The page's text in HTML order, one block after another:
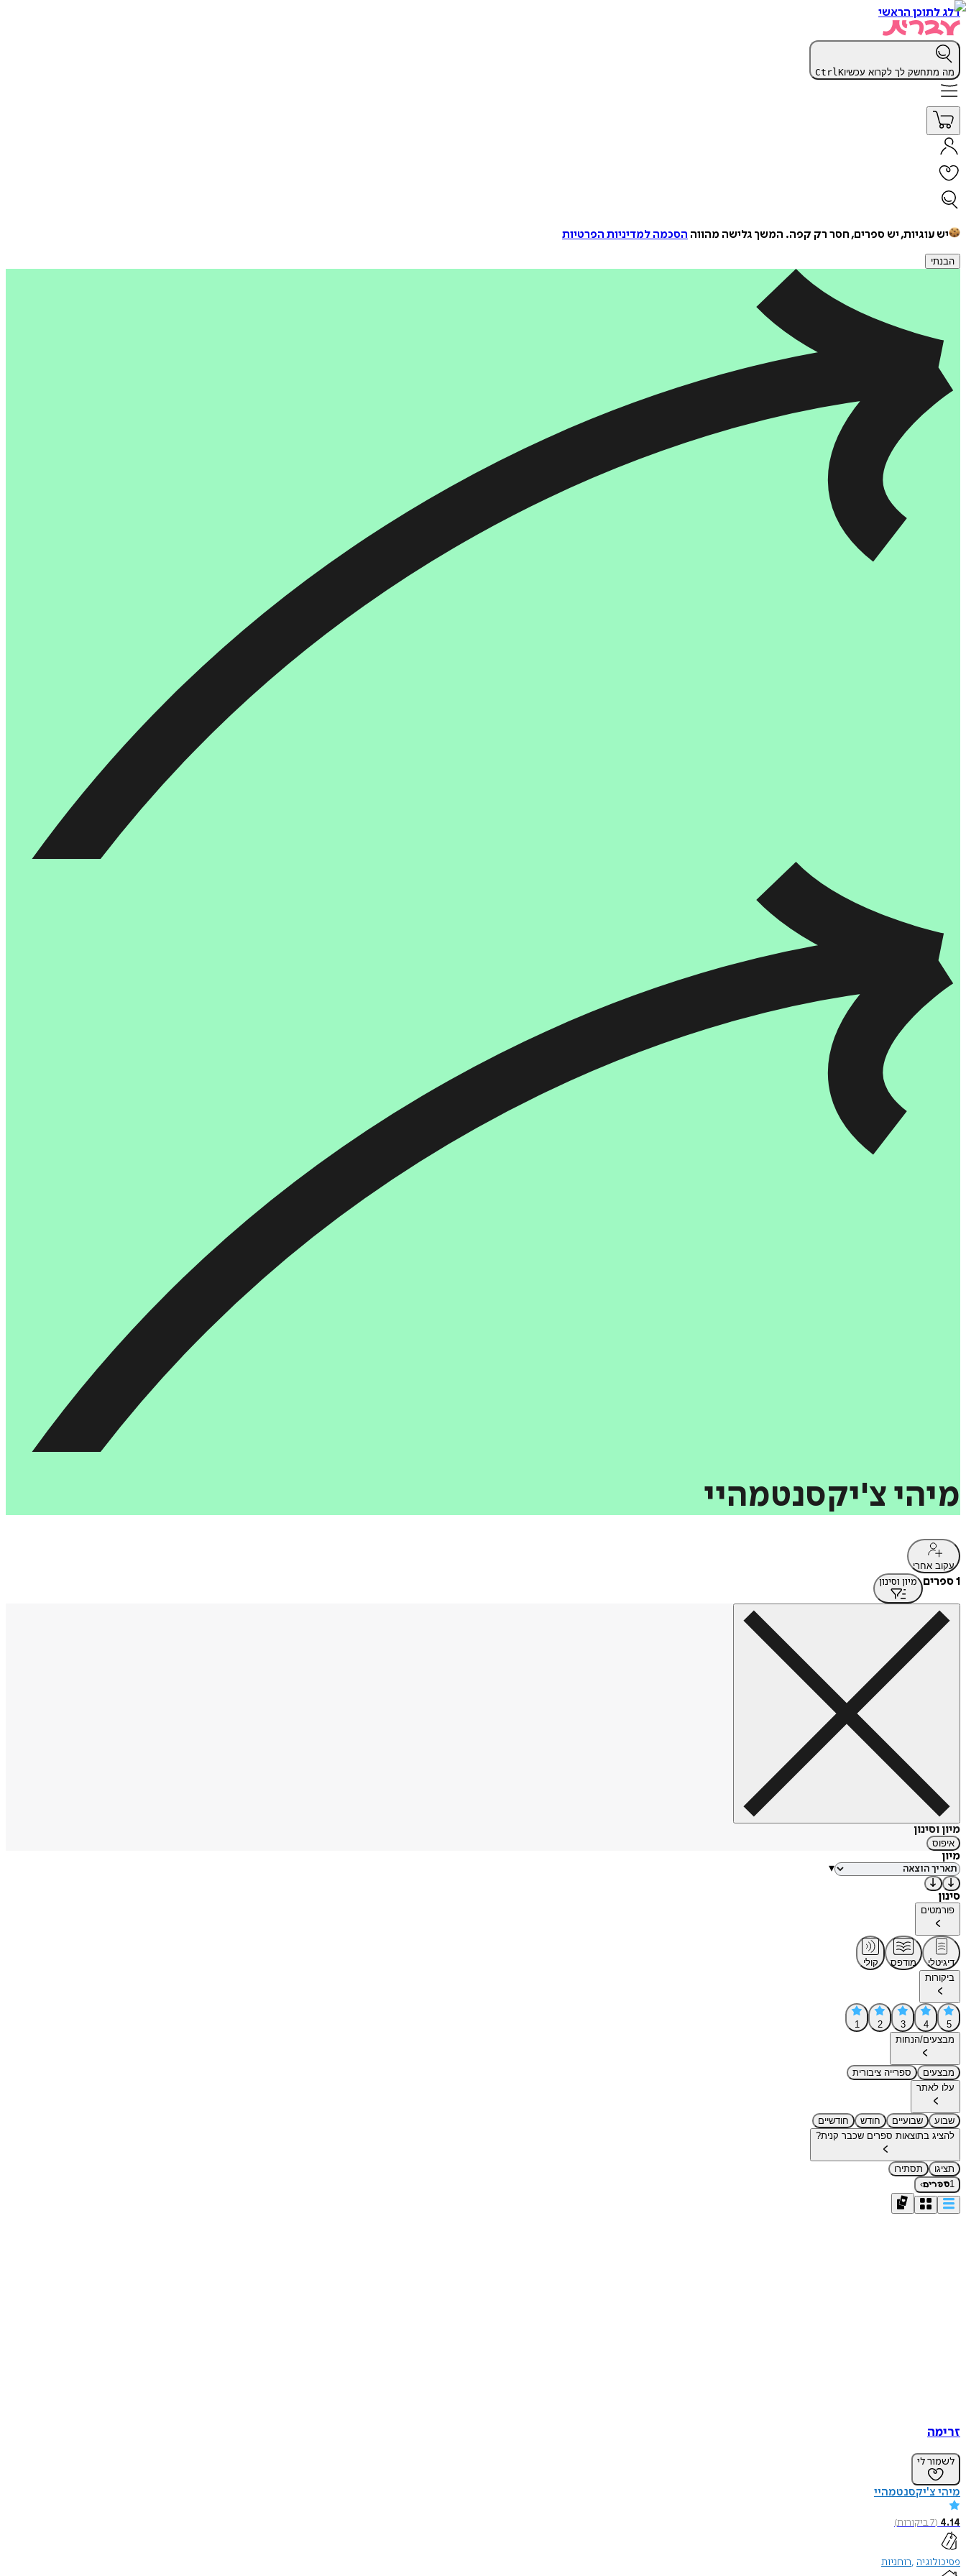
דלג לתוכן הראשי
מה מתחשק לך לקרוא עכשיו CtrlK
יש עוגיות, יש ספרים, חסר רק קפה. המשך גלישה מהווה הסכמה למדיניות הפרטיות
הבנתי
מיהי צ'יקסנטמהיי
עקוב אחרי
1 ספרים מיון וסינון
מיון וסינון
איפוס
מיון
▾
סינון
פורמטים
דיגיטלי מודפס
קולי
ביקורות
5
4
3
2
1
מבצעים/הנחות
מבצעים
ספרייה ציבורית
עלו לאתר
שבוע שבועיים חודש
חודשיים
להציג בתוצאות ספרים שכבר קנית?
תציגו
תסתירו
1ספרים›
זרימה
לשמור לי
מיהי צ'יקסנטמהיי
4.14
(
7ביקורות)
פסיכולוגיה רוחניות